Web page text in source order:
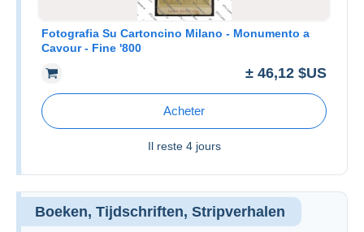
Fotografia Su Cartoncino Milano - Monumento a
Cavour - Fine '800
± 46,12 $US
Acheter
Il reste 4 jours
Boeken, Tijdschriften, Stripverhalen